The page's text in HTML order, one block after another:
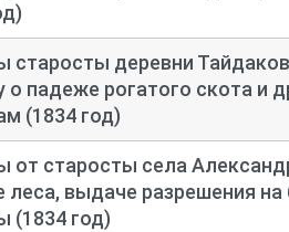
старосты деревни
о падеже рогатого скота и
(1834 год)
от старосты села
леса, выдаче разрешения на
(1834 год)